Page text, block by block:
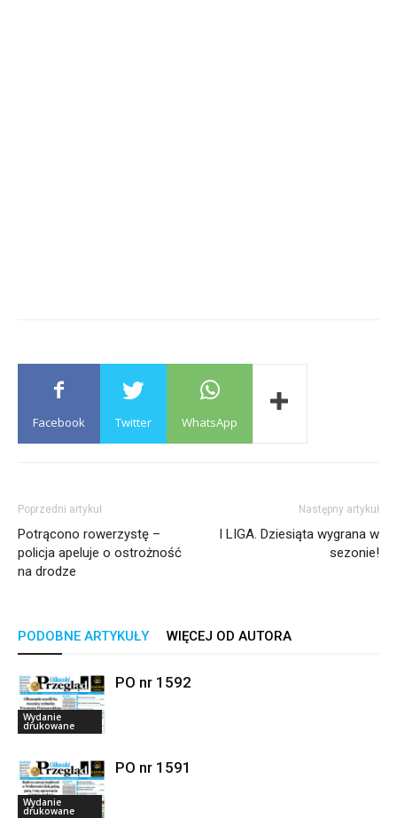
Facebook Twitter WhatsApp
Poprzedni artykuł
Potrącono rowerzystę –
policja apeluje o ostrożność
na drodze
Następny artykuł
I LIGA. Dziesiąta wygrana w
sezonie!
PODOBNE ARTYKUŁY WIĘCEJ OD AUTORA
Wydanie
drukowane
PO nr 1592
Wydanie
drukowane
PO nr 1591